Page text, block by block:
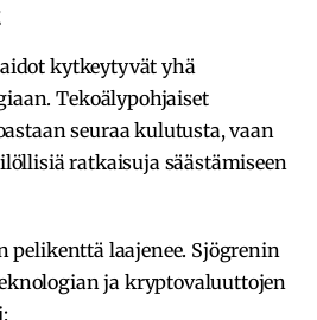
kytkeytyvät yhä
Tekoälypohjaiset
seuraa kulutusta, vaan
ratkaisuja säästämiseen
pelikenttä laajenee. Sjögrenin
ja kryptovaluuttojen